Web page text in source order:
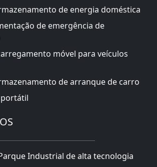
de energia doméstica
de emergência de
móvel para veículos
de arranque de carro
Industrial de alta tecnologia